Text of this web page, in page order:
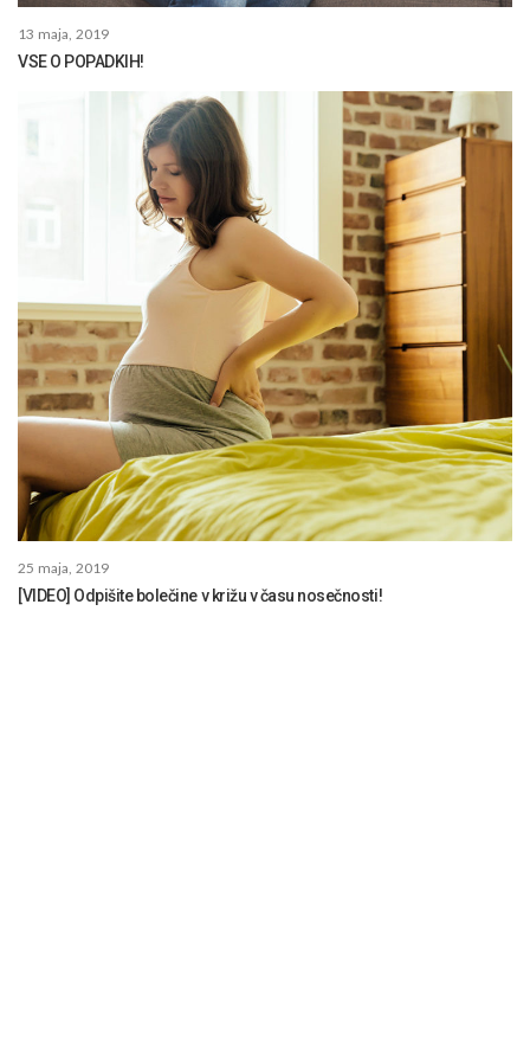
13 maja, 2019
VSE O POPADKIH!
25 maja, 2019
[VIDEO] Odpišite bolečine v križu v času nosečnosti!